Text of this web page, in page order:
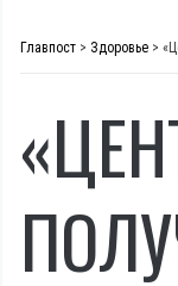
Главпост > Здоровье >